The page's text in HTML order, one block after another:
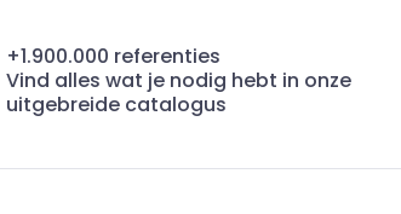
+1.900.000 referenties
Vind alles wat je nodig hebt in onze
uitgebreide catalogus